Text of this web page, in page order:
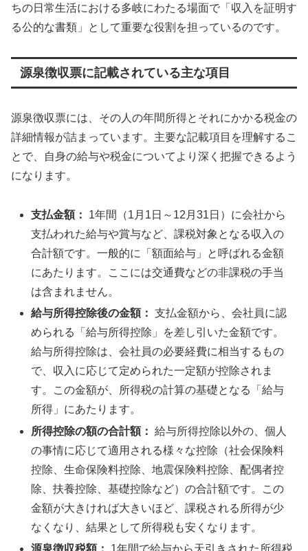
ちの日常生活における多岐にわたる場面で「収入を証明す
る公的な書類」として重要な役割を担っているのです。
源泉徴収票に記載されている主な項目
源泉徴収票には、その人の年間所得とそれにかかる税金の
詳細情報が詰まっています。主要な記載項目を理解するこ
とで、自身の給与や税金についてより深く把握できるよう
になります。
支払金額：
1年間（1月1日～12月31日）に会社から
支払われた給与や賞与など、課税対象となる収入の
合計額です。一般的に「額面給与」と呼ばれる金額
にあたります。ここには交通費などの非課税の手当
は含まれません。
給与所得控除後の金額： 支払金額から、会社員に認
められる「給与所得控除」を差し引いた金額です。
給与所得控除は、会社員の必要経費に相当するもの
で、収入に応じて定められた一定額が控除されま
す。この金額が、所得税の計算の基礎となる「給与
所得」にあたります。
所得控除の額の合計額： 給与所得控除以外の、個人
の事情に応じて適用される様々な控除（社会保険料
控除、生命保険料控除、地震保険料控除、配偶者控
除、扶養控除、基礎控除など）の合計額です。この
金額が大きければ大きいほど、課税される所得が少
なくなり、結果として所得税も安くなります。
源泉徴収税額：
1年間で給与から天引きされた所得税